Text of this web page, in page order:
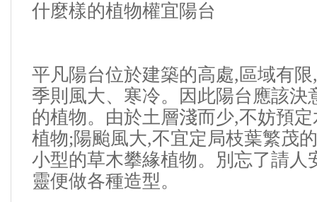
什麼樣的植物權宜陽台
平凡陽台位於建築的高處, 區域有限,
季則風大、寒冷。
因此陽台應該決
的植物。 由於土層淺而少,不妨預
植物;陽颱風大,不宜定局枝葉繁茂
小型的草木攀緣植物。
別忘了請人
靈便做各種造型。